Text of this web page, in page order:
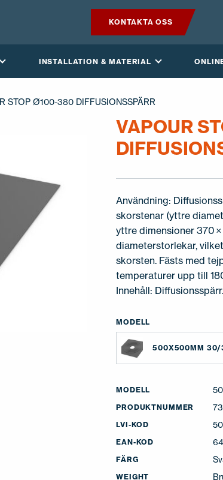
KONTAKTA OSS
INSTALLATION & MATERIAL
INSTALLATION & MATERIAL
ONLINEVERKTYG
AKTUELLT
OM OSS
STOP Ø100-380 DIFFUSIONSSPÄRR
VAPOUR
Användning:
skorstenar (yttre
yttre dimensioner 370
diameterstorlekar,
skorsten. Fästs med
temperaturer upp till
Innehåll: Diffusionsspärr.
MODELL
500X500MM 30/
MODELL
PRODUKTNUMMER
LVI-KOD
EAN-KOD
FÄRG
WEIGHT